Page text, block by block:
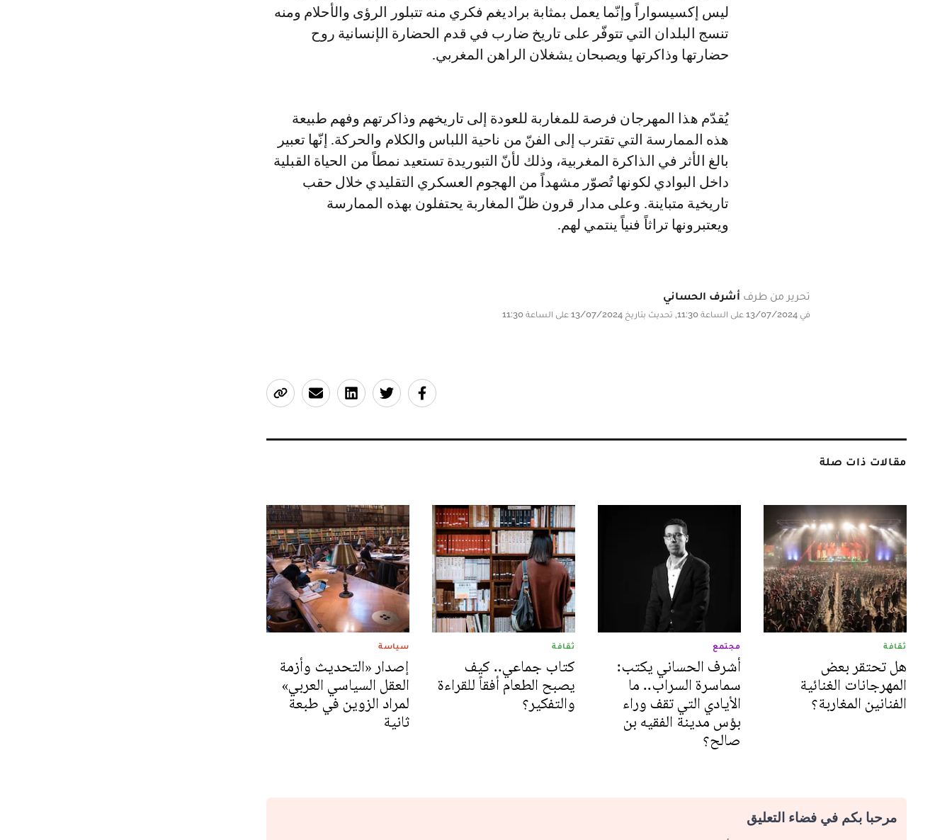
ليس إكسيسواراً وإنّما يعمل بمثابة براديغم فكري منه تتبلور الرؤى والأحلام ومنه
تنسج البلدان التي تتوفّر على تاريخ ضارب في قدم الحضارة الإنسانية روح
حضارتها وذاكرتها ويصبحان يشغلان الراهن المغربي.
يُقدّم هذا المهرجان فرصة للمغاربة للعودة إلى تاريخهم وذاكرتهم وفهم طبيعة
هذه الممارسة التي تقترب إلى الفنّ من ناحية اللباس والكلام والحركة. إنّها تعبير
بالغ الأثر في الذاكرة المغربية، وذلك لأنّ التبوريدة تستعيد نمطاً من الحياة القبلية
داخل البوادي لكونها تُصوّر مشهداً من الهجوم العسكري التقليدي خلال حقب
تاريخية متباينة. وعلى مدار قرون ظلّ المغاربة يحتفلون بهذه الممارسة
ويعتبرونها تراثاً فنياً ينتمي لهم.
تحرير من طرف أشرف الحساني
في 13/07/2024 على الساعة 11:30, تحديث بتاريخ 13/07/2024 على الساعة 11:30
مقالات ذات صلة
ثقافة
هل تحتقر بعض
المهرجانات الغنائية
الفنانين المغاربة؟
مجتمع
أشرف الحساني يكتب:
سماسرة السراب.. ما
الأيادي التي تقف وراء
بؤس مدينة الفقيه بن
صالح؟
ثقافة
كتاب جماعي.. كيف
يصبح الطعام أفقاً للقراءة
والتفكير؟
سياسة
إصدار «التحديث وأزمة
العقل السياسي العربي»
لمراد الزوين في طبعة
ثانية
مرحبا بكم في فضاء التعليق